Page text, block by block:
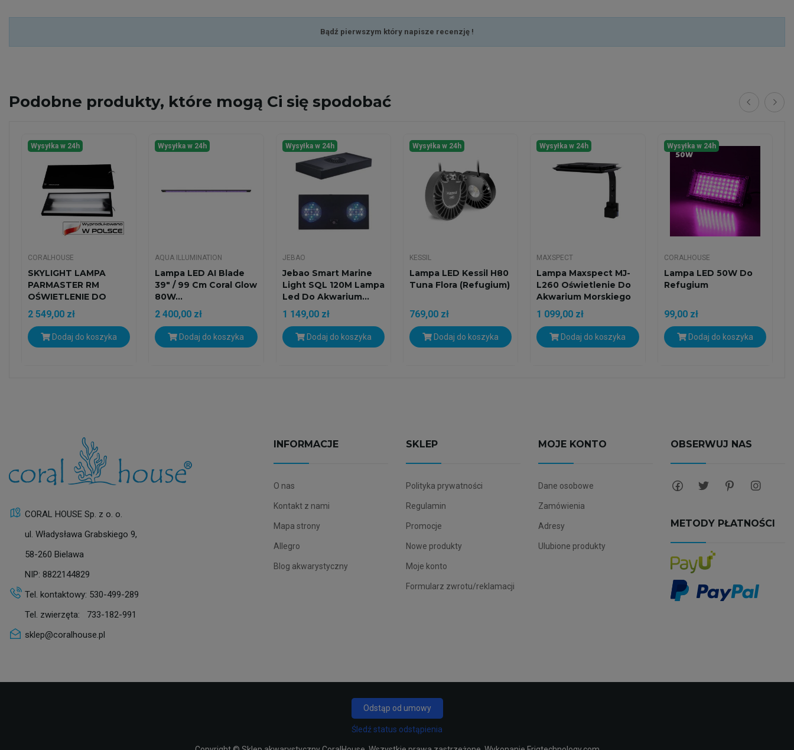
Bądź pierwszym który napisze recenzję !
Podobne produkty, które mogą Ci się spodobać
Wysyłka w 24h
CORALHOUSE
SKYLIGHT LAMPA
PARMASTER RM
OŚWIETLENIE DO
AKWARIUM...
2 549,00 zł
Dodaj do koszyka
Wysyłka w 24h
AQUA ILLUMINATION
Lampa LED AI Blade
39" / 99 Cm Coral Glow
80W...
2 400,00 zł
Dodaj do koszyka
Wysyłka w 24h
JEBAO
Jebao Smart Marine
Light SQL 120M Lampa
Led Do Akwarium...
1 149,00 zł
Dodaj do koszyka
Wysyłka w 24h
KESSIL
Lampa LED Kessil H80
Tuna Flora (Refugium)
769,00 zł
Dodaj do koszyka
Wysyłka w 24h
MAXSPECT
Lampa Maxspect MJ-
L260 Oświetlenie Do
Akwarium Morskiego
1 099,00 zł
Dodaj do koszyka
Wysyłka w 24h
CORALHOUSE
Lampa LED 50W Do
Refugium
99,00 zł
Dodaj do koszyka
CORAL HOUSE Sp. z o. o.
ul. Władysława Grabskiego 9,
58-260 Bielawa
NIP: 8822144829
Tel. kontaktowy: 530-499-289
Tel. zwierzęta: 733-182-991
sklep@coralhouse.pl
INFORMACJE
O nas
Kontakt z nami
Mapa strony
Allegro
Blog akwarystyczny
SKLEP
Polityka prywatności
Regulamin
Promocje
Nowe produkty
Moje konto
Formularz zwrotu/reklamacji
MOJE KONTO
Dane osobowe
Zamówienia
Adresy
Ulubione produkty
OBSERWUJ NAS
METODY PŁATNOŚCI
Odstąp od umowy
Śledź status odstąpienia